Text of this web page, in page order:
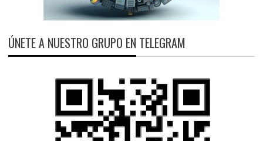
ÚNETE A NUESTRO GRUPO EN TELEGRAM